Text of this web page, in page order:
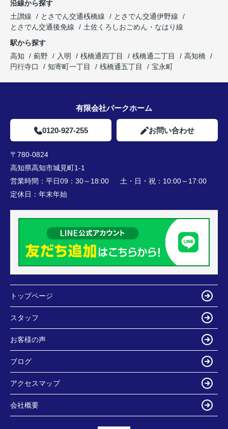
沿線から探す
土讃線
とさでん交通桟橋線
とさでん交通伊野線
とさでん交通後免線
土佐くろしおごめん・なはり線
駅から探す
高知
薊野 入明 桟橋通四丁目 桟橋通二丁目
高知橋
円行寺口
知寄町一丁目 桟橋通五丁目 宝永町
有限会社パークホーム
0120-927-255 お問い合わせ
〒780-0824
高知県高知市城見町1-1
営業時間： 平日09：30～18:00 土・日・祝：10:00～17:00
定休日： 年末年始
トップページ
スタッフ
お客様の声
ブログ
アクセスマップ
会社概要